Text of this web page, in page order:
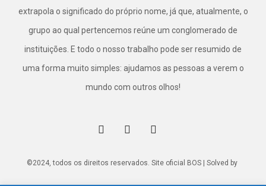
extrapola o significado do próprio nome, já que, atualmente, o
grupo ao qual pertencemos reúne um conglomerado de
instituições. E todo o nosso trabalho pode ser resumido de
uma forma muito simples: ajudamos as pessoas a verem o
mundo com outros olhos!
©2024, todos os direitos reservados. Site oficial BOS | Solved by